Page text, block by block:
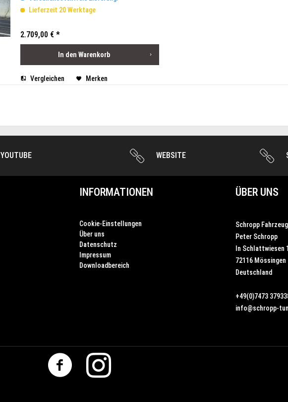
Lieferzeit 20 Werktage
2.709,00 € *
In den Warenkorb
Vergleichen Merken
YOUTUBE WEBSITE
INFORMATIONEN
Cookie-Einstellungen
Über uns
Datenschutz
Impressum
Downloadbereich
ÜBER UNS
Schropp
Peter Schropp
In Schlattwiesen
72116 Mössingen
Deutschland
+49(0)7473
info@schropp-